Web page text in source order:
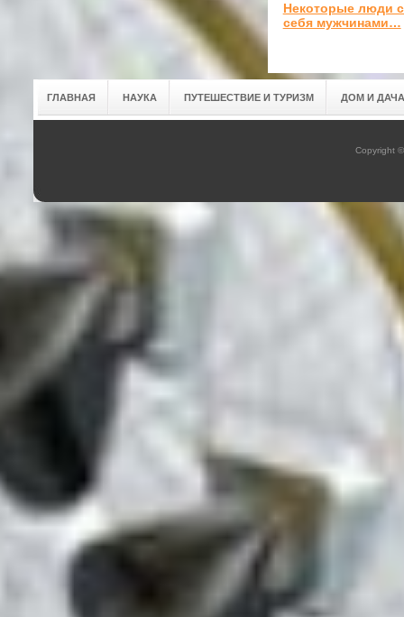
Некоторые люди
себя мужчинами…
ГЛАВНАЯ НАУКА ПУТЕШЕСТВИЕ И ТУРИЗМ ДОМ И ДАЧА
Copyright